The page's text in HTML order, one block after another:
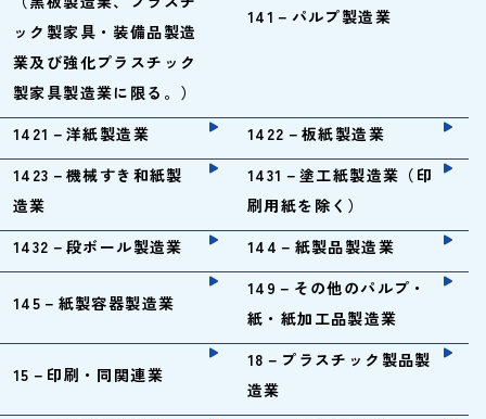
ック製家具・装備品製造
業及び強化プラスチック
製家具製造業に限る。）
141－パルプ製造業
1421－洋紙製造業
1422－板紙製造業
1423－機械すき和紙製
造業
1431－塗工紙製造業（印
刷用紙を除く）
1432－段ボール製造業
144－紙製品製造業
145－紙製容器製造業
149－その他のパルプ・
紙・紙加工品製造業
15－印刷・同関連業
18－プラスチック製品製
造業